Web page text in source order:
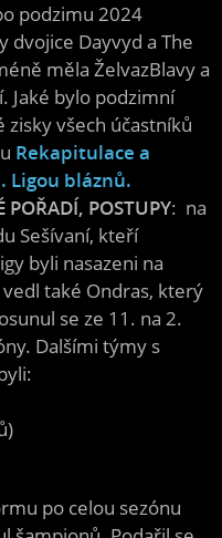
podzimu 2024
dvojice Dayvyd a The
měla ŽelvazBlavy a
Jaké bylo podzimní
všech účastníků
Rekapitulace a
Ligou bláznů.
POŘADÍ, POSTUPY: na
Sešívaní, kteří
byli nasazeni na
také Ondras, který
se ze 11. na 2.
Dalšími týmy s
po celou sezónu